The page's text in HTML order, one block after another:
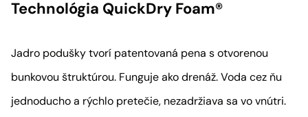
Technológia QuickDry Foam®
Jadro podušky tvorí patentovaná pena s otvorenou
bunkovou štruktúrou. Funguje ako drenáž. Voda cez ňu
jednoducho a rýchlo pretečie, nezadržiava sa vo vnútri.